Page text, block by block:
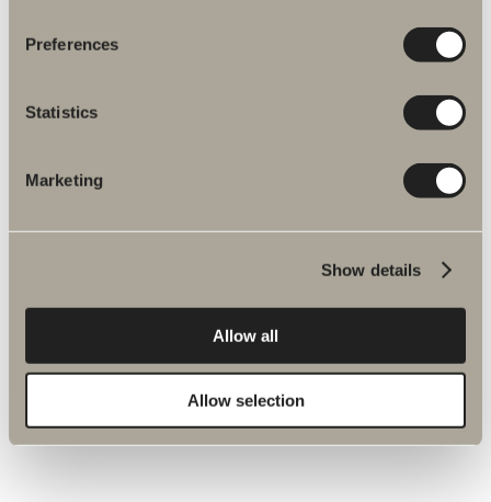
Preferences
Statistics
Marketing
Show details
Allow all
Allow selection
SVART ASK